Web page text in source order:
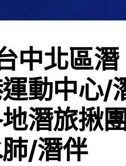
中北區潛
動中心/
潛旅揪
/潛伴